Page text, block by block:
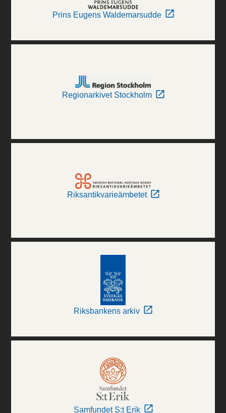
Prins Eugens Waldemarsudde
Regionarkivet Stockholm
Riksantikvarieämbetet
Riksbankens arkiv
Samfundet S:t Erik